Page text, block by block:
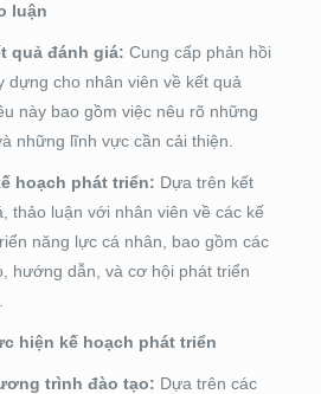
luận
quả đánh giá: Cung cấp phản hồi
dựng cho nhân viên về kết quả
này bao gồm việc nêu rõ những
những lĩnh vực cần cải thiện.
hoạch phát triển: Dựa trên kết
thảo luận với nhân viên về các kế
năng lực cá nhân, bao gồm các
hướng dẫn, và cơ hội phát triển
hiện kế hoạch phát triển
trình đào tạo: Dựa trên các